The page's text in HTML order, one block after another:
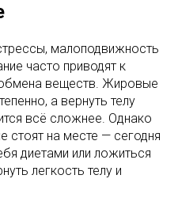
малоподвижность
часто приводят к
веществ. Жировые
а вернуть телу
всё сложнее. Однако
стоят на месте — сегодня
диетами или ложиться
легкость телу и